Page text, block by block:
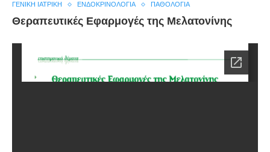
ΓΕΝΙΚΉ ΙΑΤΡΙΚΉ ΕΝΔΟΚΡΙΝΟΛΟΓΊΑ ΠΑΘΟΛΟΓΊΑ
Θεραπευτικές Εφαρμογές της Μελατονίνης